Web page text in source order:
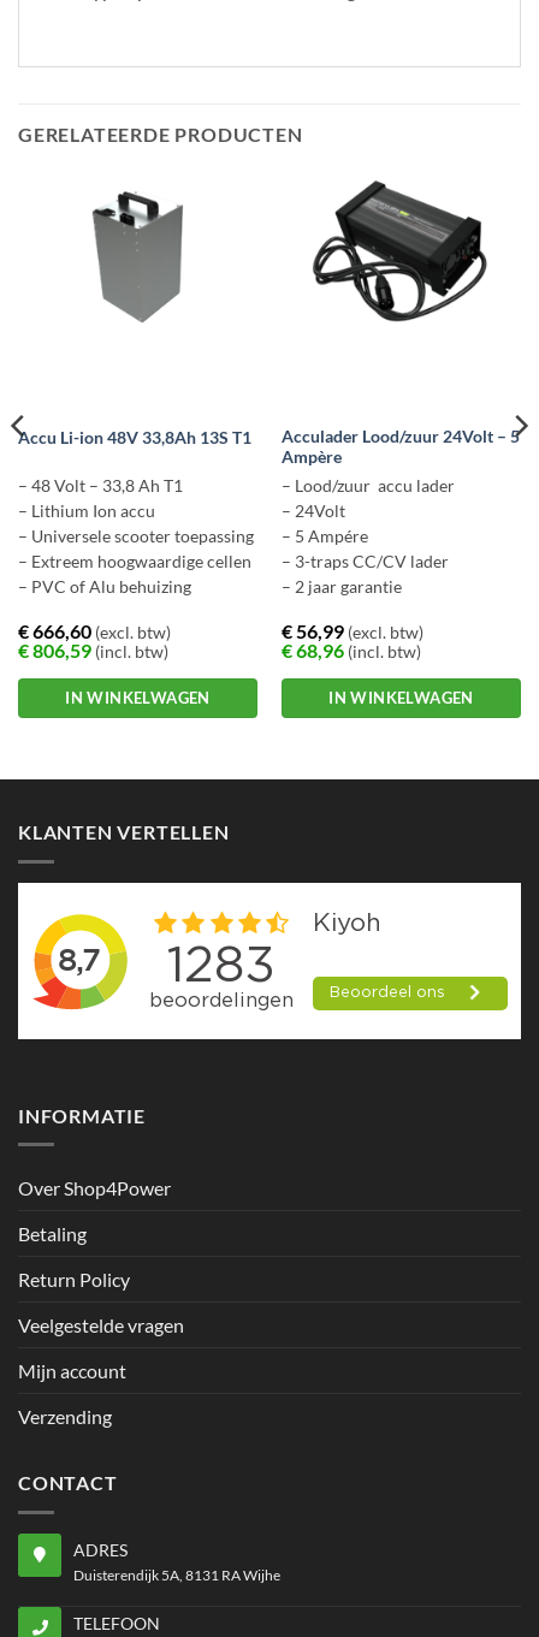
GERELATEERDE PRODUCTEN
Accu Li-ion 48V 33,8Ah 13S T1
– 48 Volt – 33,8 Ah T1
– Lithium Ion accu
– Universele scooter toepassing
– Extreem hoogwaardige cellen
– PVC of Alu behuizing
€666,60(excl. btw)
€806,59(incl. btw)
IN WINKELWAGEN
variaties.
gekozen
worden
op
Acculader Lood/zuur 24Volt – 5
Ampère
– Lood/zuur accu lader
– 24Volt
– 5 Ampére
– 3-traps CC/CV lader
– 2 jaar garantie
€56,99(excl. btw)
€68,96(incl. btw)
IN WINKELWAGEN
kan
op
KLANTEN VERTELLEN
INFORMATIE
Over Shop4Power
Betaling
Return Policy
Veelgestelde vragen
Mijn account
Verzending
CONTACT
ADRES
Duisterendijk 5A, 8131 RA Wijhe
TELEFOON